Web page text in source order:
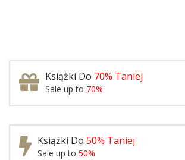
Książki Do 70% Taniej
Sale up to 70%
Książki Do 50% Taniej
Sale up to 50%